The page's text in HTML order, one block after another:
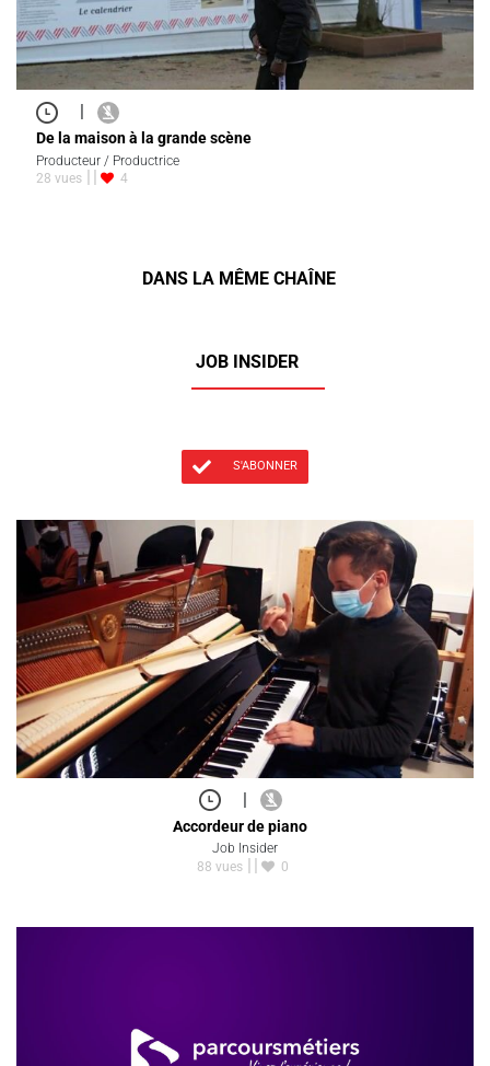
|
De la maison à la grande scène
Producteur / Productrice
28 vues
4
DANS LA MÊME CHAÎNE
JOB INSIDER
S'ABONNER
|
Accordeur de piano
Job Insider
88 vues
0